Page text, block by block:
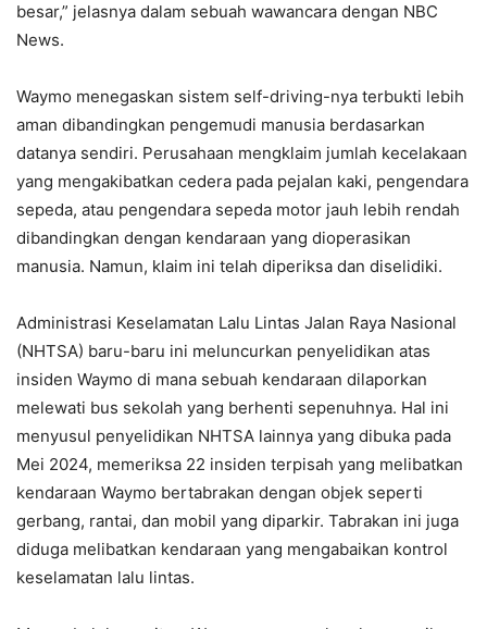
besar,” jelasnya dalam sebuah wawancara dengan NBC
News.
Waymo menegaskan sistem self-driving-nya terbukti lebih
aman dibandingkan pengemudi manusia berdasarkan
datanya sendiri. Perusahaan mengklaim jumlah kecelakaan
yang mengakibatkan cedera pada pejalan kaki, pengendara
sepeda, atau pengendara sepeda motor jauh lebih rendah
dibandingkan dengan kendaraan yang dioperasikan
manusia. Namun, klaim ini telah diperiksa dan diselidiki.
Administrasi Keselamatan Lalu Lintas Jalan Raya Nasional
(NHTSA) baru-baru ini meluncurkan penyelidikan atas
insiden Waymo di mana sebuah kendaraan dilaporkan
melewati bus sekolah yang berhenti sepenuhnya. Hal ini
menyusul penyelidikan NHTSA lainnya yang dibuka pada
Mei 2024, memeriksa 22 insiden terpisah yang melibatkan
kendaraan Waymo bertabrakan dengan objek seperti
gerbang, rantai, dan mobil yang diparkir. Tabrakan ini juga
diduga melibatkan kendaraan yang mengabaikan kontrol
keselamatan lalu lintas.